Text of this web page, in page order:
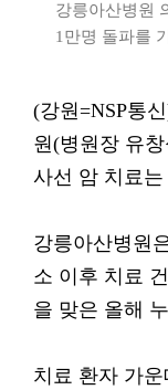
강릉아산병원
1만명 돌파를
(강원=NSP통
원(병원장 유
사선 암 치료
강릉아산병원
소 이후 치료
을 맞은 올해
치료 환자 가